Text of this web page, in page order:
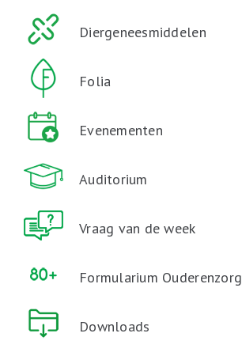
Diergeneesmiddelen
Folia
Evenementen
Auditorium
Vraag van de week
Formularium Ouderenzorg
Downloads